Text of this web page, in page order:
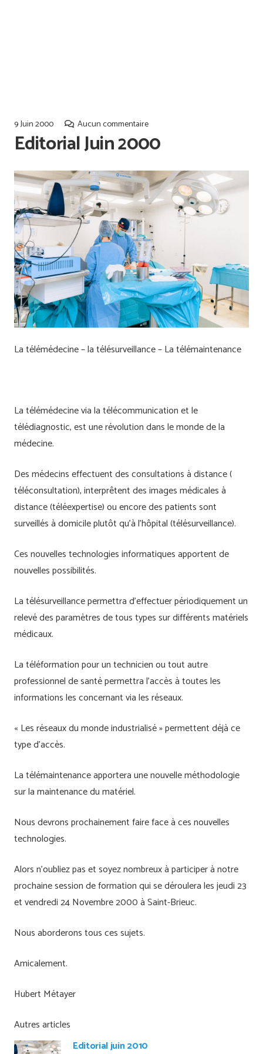
9 Juin 2000 Aucun commentaire
Editorial Juin 2000
La télémédecine – la télésurveillance – La télémaintenance
La télémédecine via la télécommunication et le
télédiagnostic, est une révolution dans le monde de la
médecine.
Des médecins effectuent des consultations à distance (
téléconsultation), interprêtent des images médicales à
distance (téléexpertise) ou encore des patients sont
surveillés à domicile plutôt qu’à l’hôpital (télésurveillance).
Ces nouvelles technologies informatiques apportent de
nouvelles possibilités.
La télésurveillance permettra d’effectuer périodiquement un
relevé des paramètres de tous types sur différents matériels
médicaux.
La téléformation pour un technicien ou tout autre
professionnel de santé permettra l’accès à toutes les
informations les concernant via les réseaux.
« Les réseaux du monde industrialisé » permettent déjà ce
type d’accès.
La télémaintenance apportera une nouvelle méthodologie
sur la maintenance du matériel.
Nous devrons prochainement faire face à ces nouvelles
technologies.
Alors n’oubliez pas et soyez nombreux à participer à notre
prochaine session de formation qui se déroulera les jeudi 23
et vendredi 24 Novembre 2000 à Saint-Brieuc.
Nous aborderons tous ces sujets.
Amicalement.
Hubert Métayer
Autres articles
Editorial juin 2010